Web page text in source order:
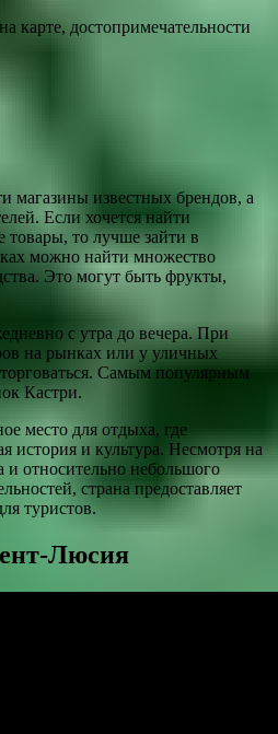
известных брендов, а
Если хочется найти
то лучше зайти в
можно найти множество
Это могут быть фрукты,
с утра до вечера. При
на рынках или у уличных
Самым популярным
Кастри.
место для отдыха, где
история и культура. Несмотря на
и относительно небольшого
страна предоставляет
туристов.
Люсия